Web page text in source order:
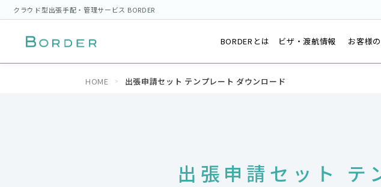
クラウド型出張手配・管理サービス BORDER
BORDERとは ビザ・渡航情報 お客様
HOME 出張申請セット テンプレート ダウンロード
出張申請セット テ